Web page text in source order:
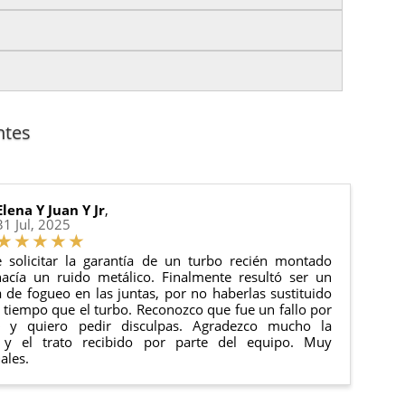
generales
del pedido para que puedas localizar tu paquete
de tu pedido.
Y Juan Y Jr,
Jul, 2025
solicitar la garantía de un turbo recién montado
un ruido metálico. Finalmente resultó ser un
de fogueo en las juntas, por no haberlas sustituido
que el turbo. Reconozco que fue un fallo por
y quiero pedir disculpas. Agradezco mucho la
y el trato recibido por parte del equipo. Muy